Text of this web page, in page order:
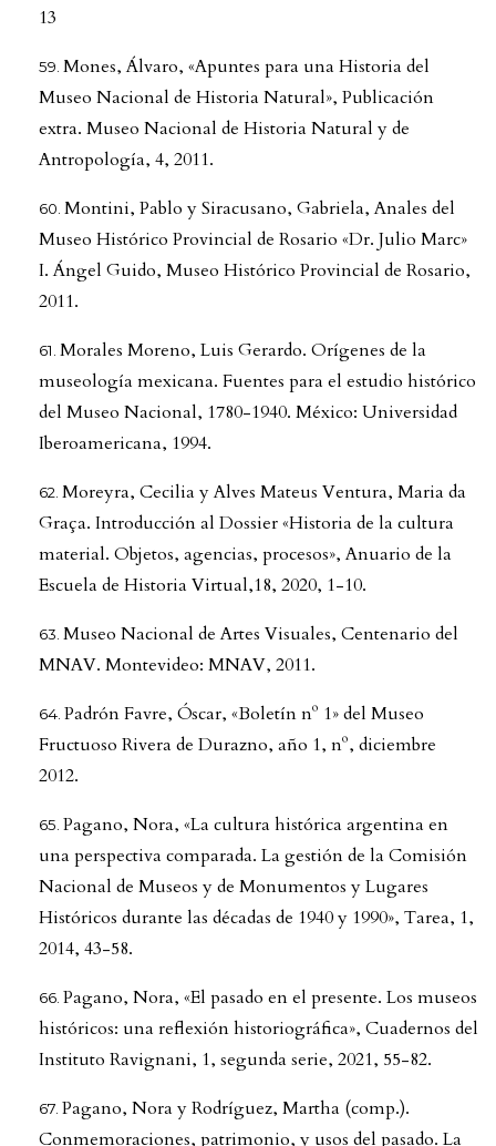
13
Mones, Álvaro, «Apuntes para una Historia del
Museo Nacional de Historia Natural», Publicación
extra. Museo Nacional de Historia Natural y de
Antropología, 4, 2011.
Montini, Pablo y Siracusano, Gabriela, Anales del
Museo Histórico Provincial de Rosario «Dr. Julio Marc»
I. Ángel Guido, Museo Histórico Provincial de Rosario,
2011.
Morales Moreno, Luis Gerardo. Orígenes de la
museología mexicana. Fuentes para el estudio histórico
del Museo Nacional, 1780-1940. México: Universidad
Iberoamericana, 1994.
Moreyra, Cecilia y Alves Mateus Ventura, Maria da
Graça. Introducción al Dossier «Historia de la cultura
material. Objetos, agencias, procesos», Anuario de la
Escuela de Historia Virtual,18, 2020, 1-10.
Museo Nacional de Artes Visuales, Centenario del
MNAV. Montevideo: MNAV, 2011.
Padrón Favre, Óscar, «Boletín nº 1» del Museo
Fructuoso Rivera de Durazno, año 1, nº, diciembre
2012.
Pagano, Nora, «La cultura histórica argentina en
una perspectiva comparada. La gestión de la Comisión
Nacional de Museos y de Monumentos y Lugares
Históricos durante las décadas de 1940 y 1990», Tarea, 1,
2014, 43-58.
Pagano, Nora, «El pasado en el presente. Los museos
históricos: una reflexión historiográfica», Cuadernos del
Instituto Ravignani, 1, segunda serie, 2021, 55-82.
Pagano, Nora y Rodríguez, Martha (comp.).
Conmemoraciones, patrimonio, y usos del pasado. La